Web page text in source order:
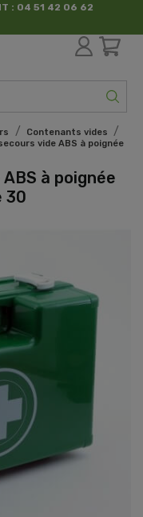
: 04 51 42 06 62
Contenants vides
vide ABS à poignée
à poignée
30